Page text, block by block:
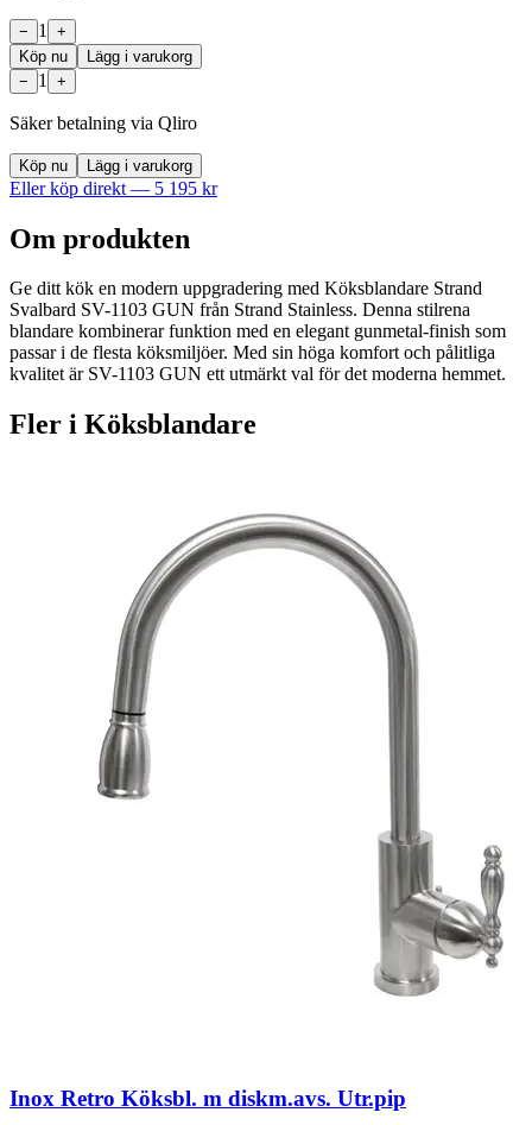
− 1
+
Köp nu
Lägg i varukorg
−
1 +
Säker betalning via Qliro
Köp nu Lägg i varukorg
Eller köp direkt — 5 195 kr
Om produkten
Ge ditt kök en modern uppgradering med Köksblandare Strand
Svalbard SV-1103 GUN från Strand Stainless. Denna stilrena
blandare kombinerar funktion med en elegant gunmetal-finish som
passar i de flesta köksmiljöer. Med sin höga komfort och pålitliga
kvalitet är SV-1103 GUN ett utmärkt val för det moderna hemmet.
Fler i Köksblandare
Inox Retro Köksbl. m diskm.avs. Utr.pip